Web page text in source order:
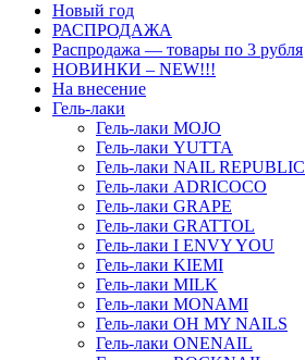
Новый год
РАСПРОДАЖА
Распродажа — товары по 3 рубля
НОВИНКИ – NEW!!!
На внесение
Гель-лаки
Гель-лаки MOJO
Гель-лаки YUTTA
Гель-лаки NAIL REPUBLIC
Гель-лаки ADRICOCO
Гель-лаки GRAPE
Гель-лаки GRATTOL
Гель-лаки I ENVY YOU
Гель-лаки KIEMI
Гель-лаки MILK
Гель-лаки MONAMI
Гель-лаки OH MY NAILS
Гель-лаки ONENAIL